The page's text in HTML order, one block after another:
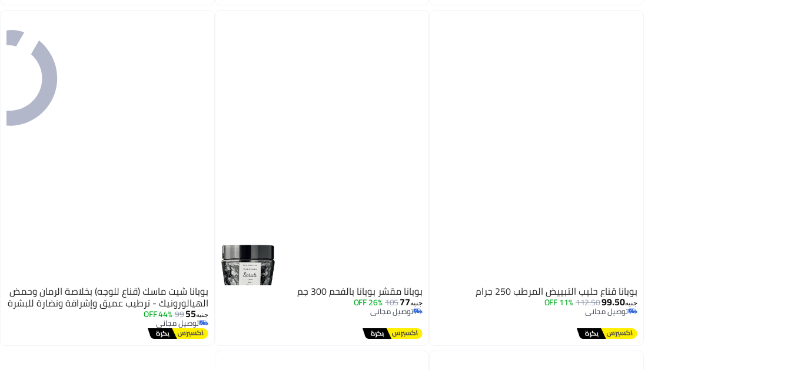
بوبانا قناع حليب التبييض المرطب 250 جرام
جنيه99.50
112.50
11% OFF
توصيل مجاني
بوبانا مقشر بوبانا بالفحم 300 جم
جنيه77
105
26% OFF
توصيل مجاني
بوبانا شيت ماسك (قناع للوجه) بخلاصة الرمان وحمض
الهيالورونيك - ترطيب عميق وإشراقة ونضارة للبشرة
جنيه55
99
44% OFF
توصيل مجاني
توصيل مجاني